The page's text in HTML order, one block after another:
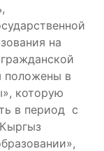
на
положены в
которую
в период с